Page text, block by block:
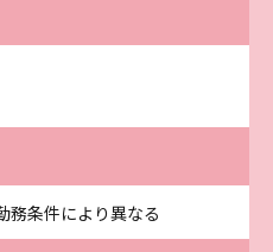
条件により異なる